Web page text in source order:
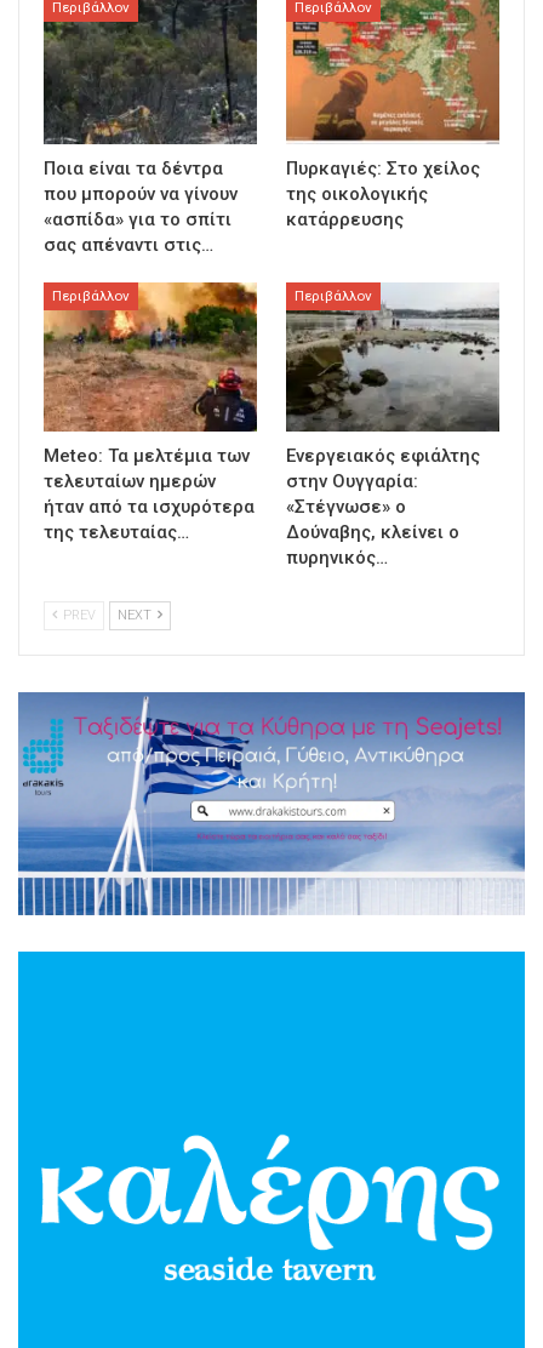
Περιβάλλον
Ποια είναι τα δέντρα
που μπορούν να γίνουν
«ασπίδα» για το σπίτι
σας απέναντι στις…
Περιβάλλον
Πυρκαγιές: Στο χείλος
της οικολογικής
κατάρρευσης
Περιβάλλον
Meteo: Τα μελτέμια των
τελευταίων ημερών
ήταν από τα ισχυρότερα
της τελευταίας…
Περιβάλλον
Ενεργειακός εφιάλτης
στην Ουγγαρία:
«Στέγνωσε» ο
Δούναβης, κλείνει ο
πυρηνικός…
PREV NEXT